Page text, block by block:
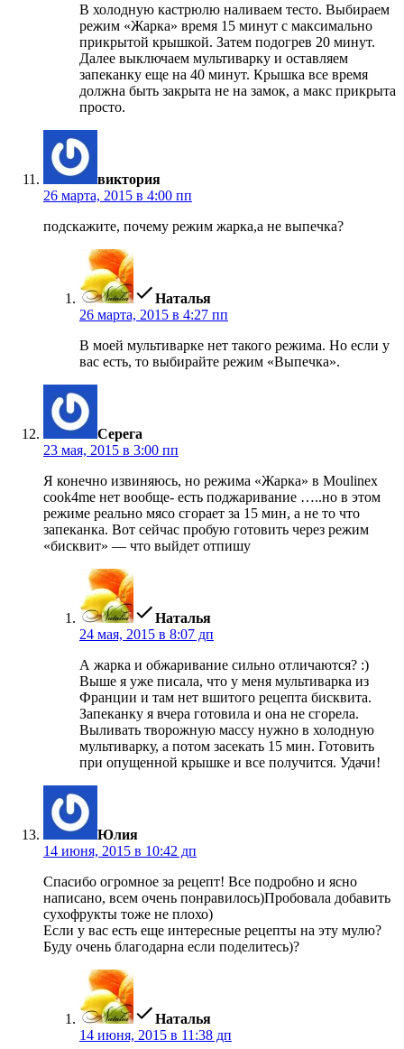
В холодную кастрюлю наливаем тесто. Выбираем
режим «Жарка» время 15 минут с максимально
прикрытой крышкой. Затем подогрев 20 минут.
Далее выключаем мультиварку и оставляем
запеканку еще на 40 минут. Крышка все время
должна быть закрыта не на замок, а макс прикрыта
просто.
виктория
26 марта, 2015 в 4:00 пп
подскажите, почему режим жарка,а не выпечка?
Наталья
26 марта, 2015 в 4:27 пп
В моей мультиварке нет такого режима. Но если у
вас есть, то выбирайте режим «Выпечка».
Серега
23 мая, 2015 в 3:00 пп
Я конечно извиняюсь, но режима «Жарка» в Moulinex
cook4me нет вообще- есть поджаривание …..но в этом
режиме реально мясо сгорает за 15 мин, а не то что
запеканка. Вот сейчас пробую готовить через режим
«бисквит» — что выйдет отпишу
Наталья
24 мая, 2015 в 8:07 дп
А жарка и обжаривание сильно отличаются? :)
Выше я уже писала, что у меня мультиварка из
Франции и там нет вшитого рецепта бисквита.
Запеканку я вчера готовила и она не сгорела.
Выливать творожную массу нужно в холодную
мультиварку, а потом засекать 15 мин. Готовить
при опущенной крышке и все получится. Удачи!
Юлия
14 июня, 2015 в 10:42 дп
Спасибо огромное за рецепт! Все подробно и ясно
написано, всем очень понравилось)Пробовала добавить
сухофрукты тоже не плохо)
Если у вас есть еще интересные рецепты на эту мулю?
Буду очень благодарна если поделитесь)?
Наталья
14 июня, 2015 в 11:38 дп